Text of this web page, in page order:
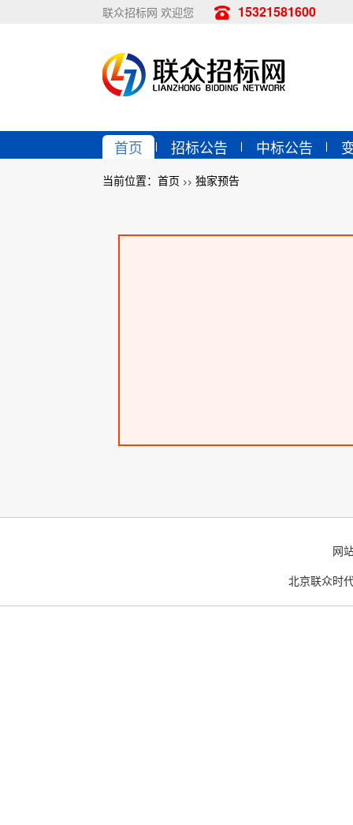
联众招标网 欢迎您 15321581600
首页 招标公告 中标公告
当前位置： 首页 >> 独家预告
网
北京联众